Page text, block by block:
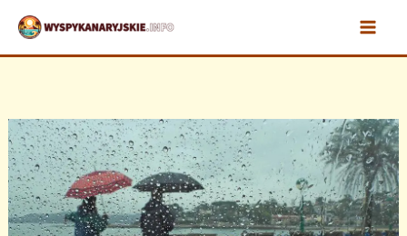
Przejdź
treści